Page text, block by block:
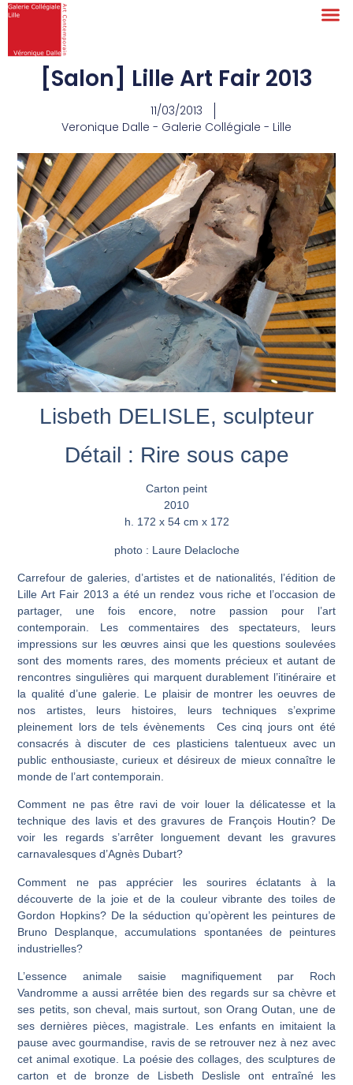
[Salon] Lille Art Fair 2013
11/03/2013
Veronique Dalle - Galerie Collégiale - Lille
Lisbeth DELISLE, sculpteur
Détail : Rire sous cape
Carton peint
2010
h. 172 x 54 cm x 172
photo : Laure Delacloche
Carrefour de galeries, d’artistes et de nationalités, l’édition de
Lille Art Fair 2013 a été un rendez vous riche et l’occasion de
partager, une fois encore, notre passion pour l’art
contemporain. Les commentaires des spectateurs, leurs
impressions sur les œuvres ainsi que les questions soulevées
sont des moments rares, des moments précieux et autant de
rencontres singulières qui marquent durablement l’itinéraire et
la qualité d’une galerie. Le plaisir de montrer les oeuvres de
nos artistes, leurs histoires, leurs techniques s’exprime
pleinement lors de tels évènements Ces cinq jours ont été
consacrés à discuter de ces plasticiens talentueux avec un
public enthousiaste, curieux et désireux de mieux connaître le
monde de l’art contemporain.
Comment ne pas être ravi de voir louer la délicatesse et la
technique des lavis et des gravures de François Houtin? De
voir les regards s’arrêter longuement devant les gravures
carnavalesques d’Agnès Dubart?
Comment ne pas apprécier les sourires éclatants à la
découverte de la joie et de la couleur vibrante des toiles de
Gordon Hopkins? De la séduction qu’opèrent les peintures de
Bruno Desplanque, accumulations spontanées de peintures
industrielles?
L’essence animale saisie magnifiquement par Roch
Vandromme a aussi arrêtée bien des regards sur sa chèvre et
ses petits, son cheval, mais surtout, son Orang Outan, une de
ses dernières pièces, magistrale. Les enfants en imitaient la
pause avec gourmandise, ravis de se retrouver nez à nez avec
cet animal exotique. La poésie des collages, des sculptures de
carton et de bronze de Lisbeth Deslisle ont entraîné les